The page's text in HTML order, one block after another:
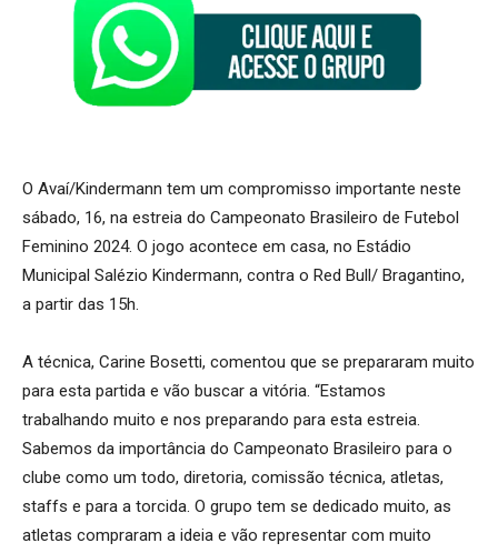
O Avaí/Kindermann tem um compromisso importante neste
sábado, 16, na estreia do Campeonato Brasileiro de Futebol
Feminino 2024. O jogo acontece em casa, no Estádio
Municipal Salézio Kindermann, contra o Red Bull/ Bragantino,
a partir das 15h.
A técnica, Carine Bosetti, comentou que se prepararam muito
para esta partida e vão buscar a vitória. “Estamos
trabalhando muito e nos preparando para esta estreia.
Sabemos da importância do Campeonato Brasileiro para o
clube como um todo, diretoria, comissão técnica, atletas,
staffs e para a torcida. O grupo tem se dedicado muito, as
atletas compraram a ideia e vão representar com muito